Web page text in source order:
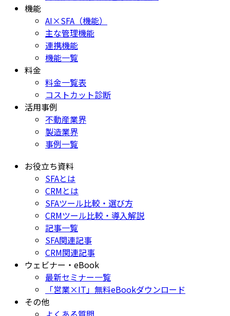
機能
AI×SFA（機能）
主な管理機能
連携機能
機能一覧
料金
料金一覧表
コストカット診断
活用事例
不動産業界
製造業界
事例一覧
お役立ち資料
SFAとは
CRMとは
SFAツール比較・選び方
CRMツール比較・導入解説
記事一覧
SFA関連記事
CRM関連記事
ウェビナー・eBook
最新セミナー一覧
「営業×IT」無料eBookダウンロード
その他